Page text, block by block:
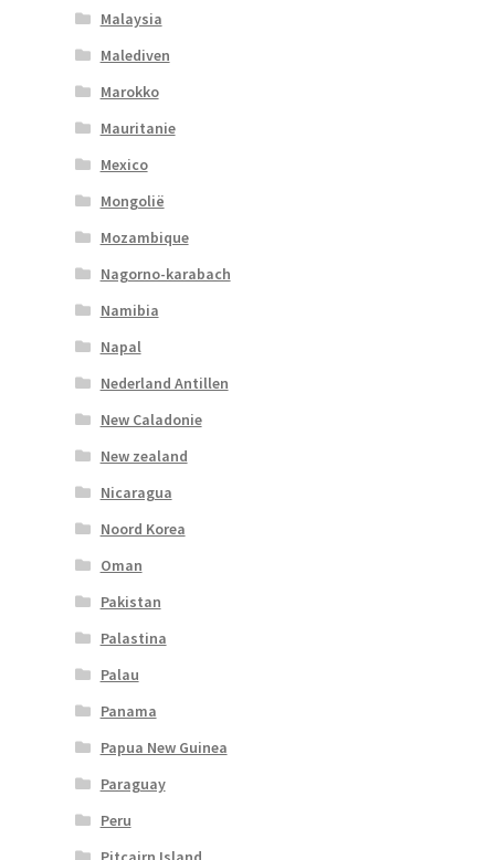
Malaysia
Malediven
Marokko
Mauritanie
Mexico
Mongolië
Mozambique
Nagorno-karabach
Namibia
Napal
Nederland Antillen
New Caladonie
New zealand
Nicaragua
Noord Korea
Oman
Pakistan
Palastina
Palau
Panama
Papua New Guinea
Paraguay
Peru